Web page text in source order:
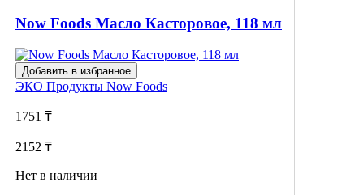
Now Foods Масло Касторовое, 118 мл
Добавить в избранное
ЭКО Продукты Now Foods
1751 ₸
2152 ₸
Нет в наличии